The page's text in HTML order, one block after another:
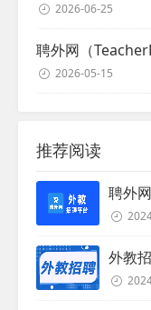
2026-06-25
聘外网（
2026-05-15
推荐阅读
聘外
外教